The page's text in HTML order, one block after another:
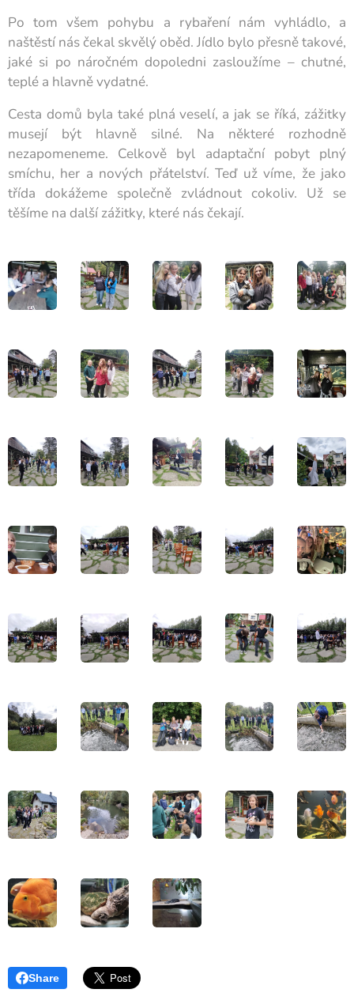
Po tom všem pohybu a rybaření nám vyhládlo, a
naštěstí nás čekal skvělý oběd. Jídlo bylo přesně takové,
jaké si po náročném dopoledni zasloužíme – chutné,
teplé a hlavně vydatné.
Cesta domů byla také plná veselí, a jak se říká, zážitky
musejí být hlavně silné. Na některé rozhodně
nezapomeneme. Celkově byl adaptační pobyt plný
smíchu, her a nových přátelství. Teď už víme, že jako
třída dokážeme společně zvládnout cokoliv. Už se
těšíme na další zážitky, které nás čekají.
Share